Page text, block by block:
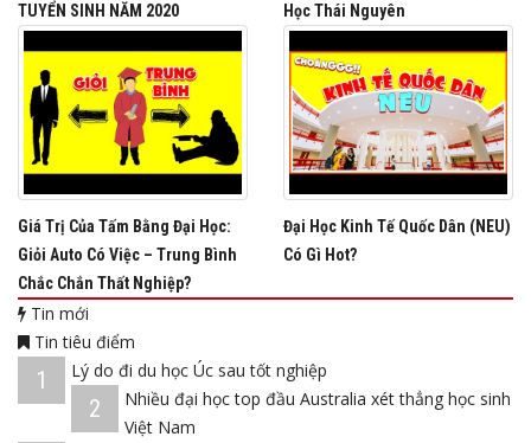
TUYỂN SINH NĂM 2020
Học Thái Nguyên
Giá Trị Của Tấm Bằng Đại Học:
Giỏi Auto Có Việc – Trung Bình
Chắc Chắn Thất Nghiệp?
Đại Học Kinh Tế Quốc Dân (NEU)
Có Gì Hot?
Tin mới
Tin tiêu điểm
1 Lý do đi du học Úc sau tốt nghiệp
2
Nhiều đại học top đầu Australia xét thẳng học sinh
Việt Nam